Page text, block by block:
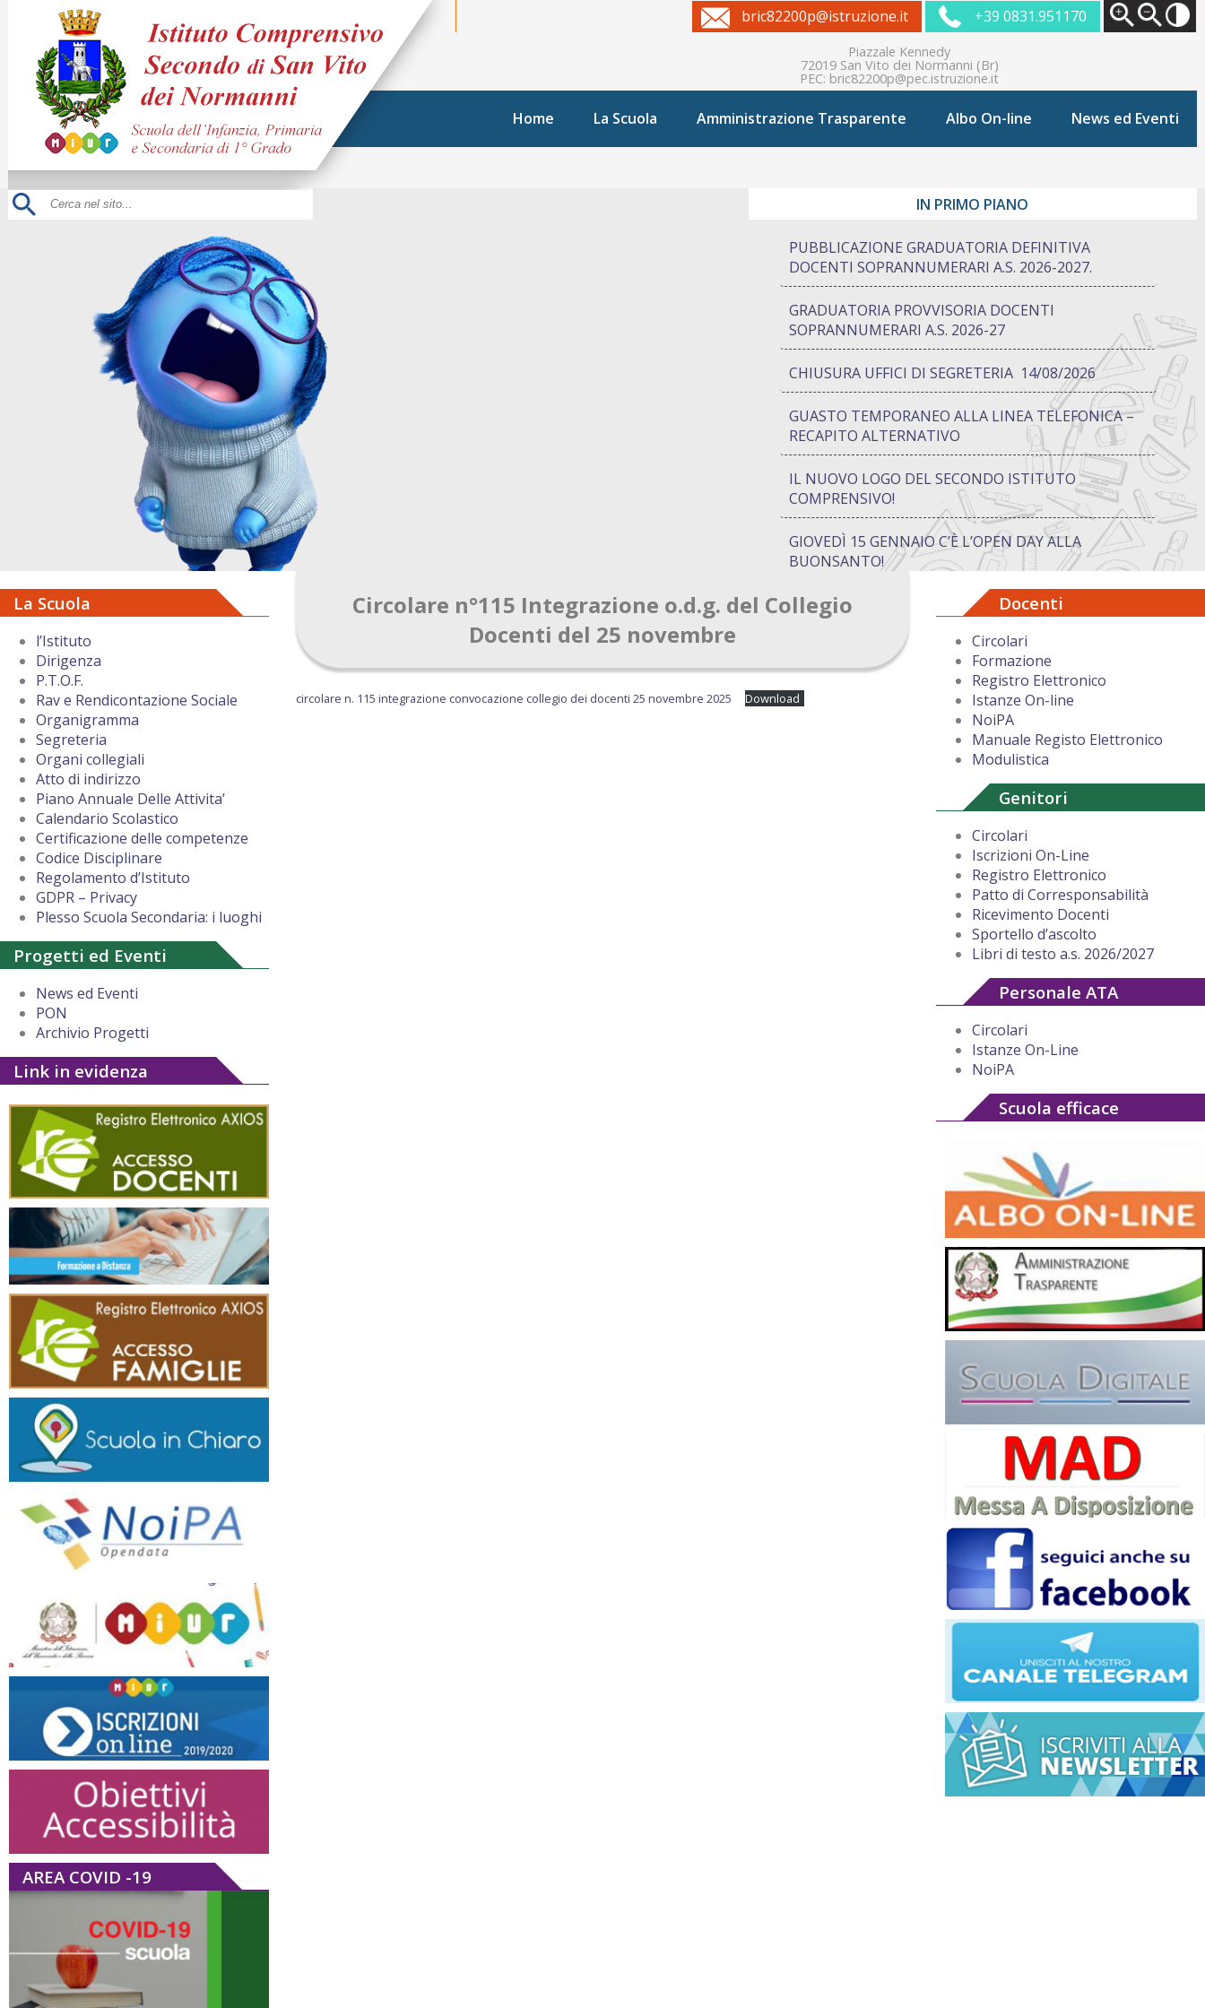
bric82200p@istruzione.it +39 0831.951170
Piazzale Kennedy
72019 San Vito dei Normanni (Br)
PEC: bric82200p@pec.istruzione.it
Home La Scuola Amministrazione Trasparente Albo On-line News ed Eventi
IN PRIMO PIANO
PUBBLICAZIONE GRADUATORIA DEFINITIVA
DOCENTI SOPRANNUMERARI A.S. 2026-2027.
GRADUATORIA PROVVISORIA DOCENTI
SOPRANNUMERARI A.S. 2026-27
CHIUSURA UFFICI DI SEGRETERIA 14/08/2026
GUASTO TEMPORANEO ALLA LINEA TELEFONICA –
RECAPITO ALTERNATIVO
IL NUOVO LOGO DEL SECONDO ISTITUTO
COMPRENSIVO!
GIOVEDÌ 15 GENNAIO C’È L’OPEN DAY ALLA
BUONSANTO!
PON “ATTIVA…MENTE” TRA CREATIVITÀ E GIOCO:
QUANDO IMPARARE DIVENTA UN’AVVENTURA
AUGURI DI BUON NATALE DAL DIRIGENTE
SCOLASTICO
La Scuola
l’Istituto
Dirigenza
P.T.O.F.
Rav e Rendicontazione Sociale
Organigramma
Segreteria
Organi collegiali
Atto di indirizzo
Piano Annuale Delle Attivita’
Calendario Scolastico
Certificazione delle competenze
Codice Disciplinare
Regolamento d’Istituto
GDPR – Privacy
Plesso Scuola Secondaria: i luoghi
Progetti ed Eventi
News ed Eventi
PON
Archivio Progetti
Link in evidenza
AREA COVID -19
Circolare n°115 Integrazione o.d.g. del Collegio
Docenti del 25 novembre
circolare n. 115 integrazione convocazione collegio dei docenti 25 novembre 2025 Download
Docenti
Circolari
Formazione
Registro Elettronico
Istanze On-line
NoiPA
Manuale Registo Elettronico
Modulistica
Genitori
Circolari
Iscrizioni On-Line
Registro Elettronico
Patto di Corresponsabilità
Ricevimento Docenti
Sportello d’ascolto
Libri di testo a.s. 2026/2027
Personale ATA
Circolari
Istanze On-Line
NoiPA
Scuola efficace